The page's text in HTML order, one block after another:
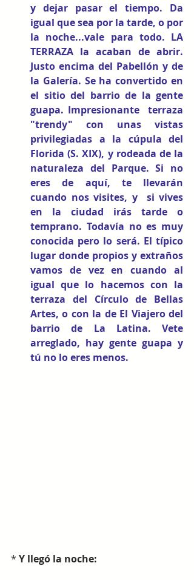
y dejar pasar el tiempo. Da
igual que sea por la tarde, o por
la noche...vale para todo. LA
TERRAZA la acaban de abrir.
Justo encima del Pabellón y de
la Galería. Se ha convertido en
el sitio del barrio de la gente
guapa. Impresionante  terraza
"trendy" con unas vistas
privilegiadas a la cúpula del
Florida (S. XIX), y rodeada de la
naturaleza del Parque. Si no
eres de aquí, te llevarán
cuando nos visites, y  si vives
en la ciudad irás tarde o
temprano. Todavía no es muy
conocida pero lo será. El típico
lugar donde propios y extraños
vamos de vez en cuando al
igual que lo hacemos con la
terraza del Círculo de Bellas
Artes, o con la de El Viajero del
barrio de La Latina. Vete
arreglado, hay gente guapa y
tú no lo eres menos.
* Y llegó la noche: